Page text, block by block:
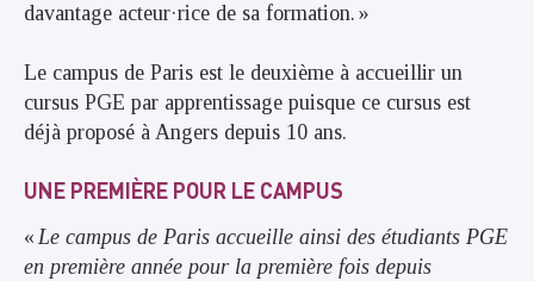
davantage acteur·rice de sa formation. »
Le campus de Paris est le deuxième à accueillir un
cursus PGE par apprentissage puisque ce cursus est
déjà proposé à Angers depuis 10 ans.
UNE PREMIÈRE POUR LE CAMPUS
« Le campus de Paris accueille ainsi des étudiants PGE
en première année pour la première fois depuis